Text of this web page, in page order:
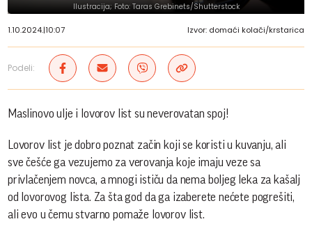
Ilustracija; Foto: Taras Grebinets/Shutterstock
1.10.2024.|10:07 Izvor: domaći kolači/krstarica
Podeli:
Maslinovo ulje i lovorov list su neverovatan spoj!
Lovorov list je dobro poznat začin koji se koristi u kuvanju, ali
sve češće ga vezujemo za verovanja koje imaju veze sa
privlačenjem novca, a mnogi ističu da nema boljeg leka za kašalj
od lovorovog lista. Za šta god da ga izaberete nećete pogrešiti,
ali evo u čemu stvarno pomaže lovorov list.